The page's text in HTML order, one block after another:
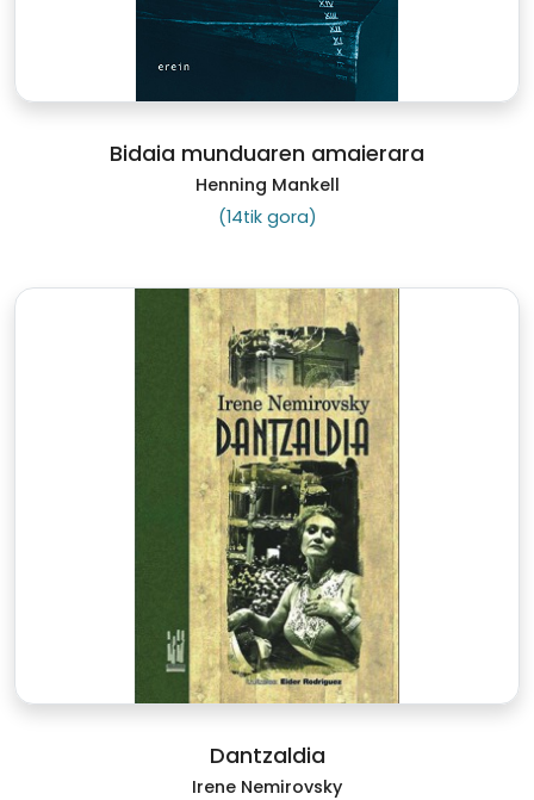
Bidaia munduaren amaierara
Henning Mankell
(14tik gora)
Dantzaldia
Irene Nemirovsky